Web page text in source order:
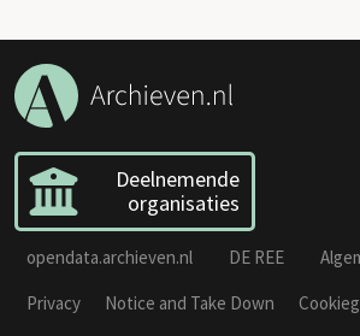
Deelnemende
organisaties
opendata.archieven.nl DE REE
Privacy
Notice and Take Down